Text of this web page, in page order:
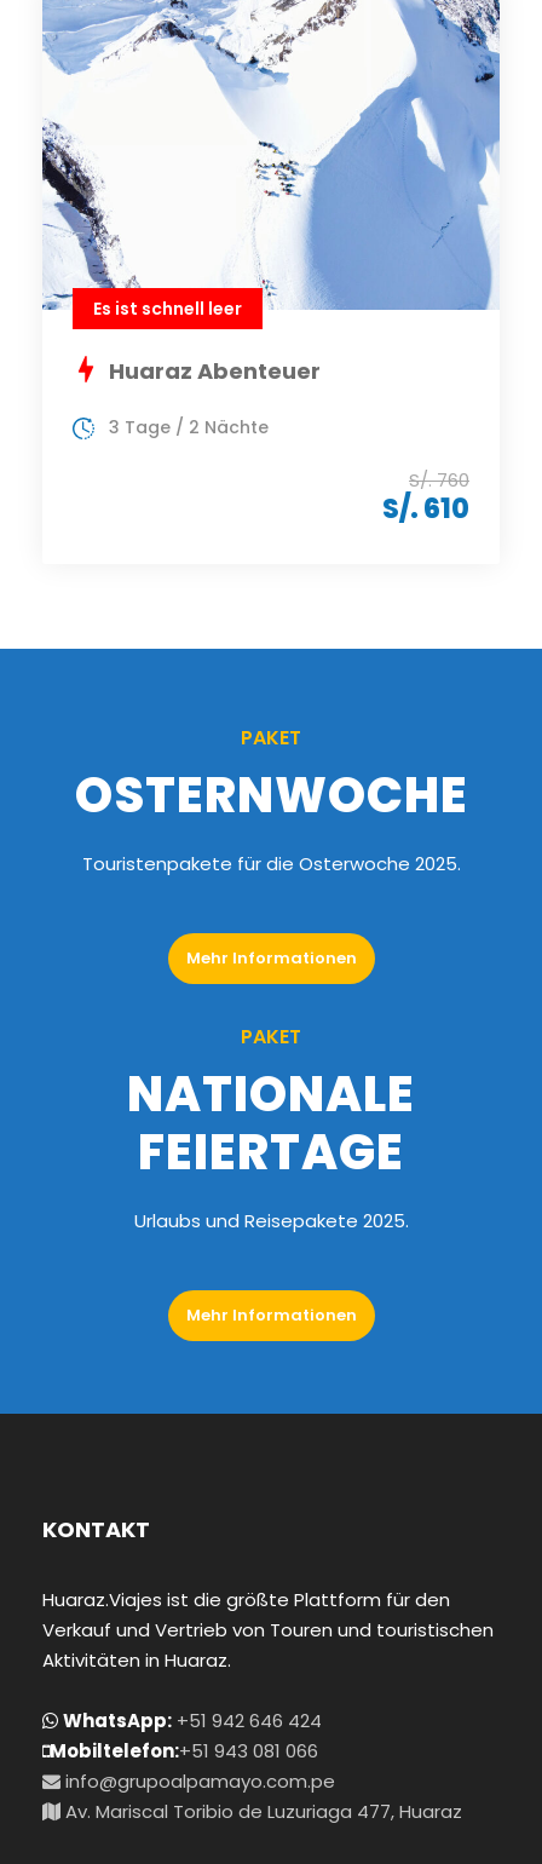
Es ist schnell leer
Huaraz Abenteuer
S/. 760
S/. 610
3 Tage / 2 Nächte
PAKET
OSTERNWOCHE
Touristenpakete für die Osterwoche 2025.
Mehr Informationen
PAKET
NATIONALE
FEIERTAGE
Urlaubs und Reisepakete 2025.
Mehr Informationen
KONTAKT
Huaraz.Viajes ist die größte Plattform für den
Verkauf und Vertrieb von Touren und touristischen
Aktivitäten in Huaraz.
WhatsApp: +51 942 646 424
Mobiltelefon:+51 943 081 066
info@grupoalpamayo.com.pe
Av. Mariscal Toribio de Luzuriaga 477, Huaraz